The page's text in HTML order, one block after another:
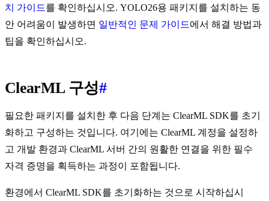
치 가이드를 확인하십시오. YOLO26용 패키지를 설치하는 동
안 어려움이 발생하면 일반적인 문제 가이드에서 해결 방법과
팁을 확인하십시오.
ClearML 구성#
필요한 패키지를 설치한 후 다음 단계는 ClearML SDK를 초기
화하고 구성하는 것입니다. 여기에는 ClearML 계정을 설정하
고 개발 환경과 ClearML 서버 간의 원활한 연결을 위한 필수
자격 증명을 획득하는 과정이 포함됩니다.
환경에서 ClearML SDK를 초기화하는 것으로 시작하십시